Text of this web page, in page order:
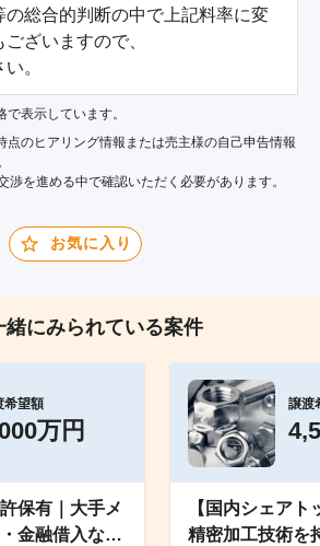
の総合的判断の中で上記料率に変
ざいますので、
。
表示しています。
のヒアリング情報または売主様の自己申告情報
渉を進める中で確認いただく必要があります。
お気に入り
緒にみられている案件
希望額
万円
保有｜大手メ
金融借入なし
譲渡
【国内シェア
精密加工技術を